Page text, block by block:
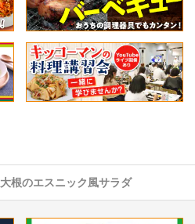
大根のエスニック風サラダ